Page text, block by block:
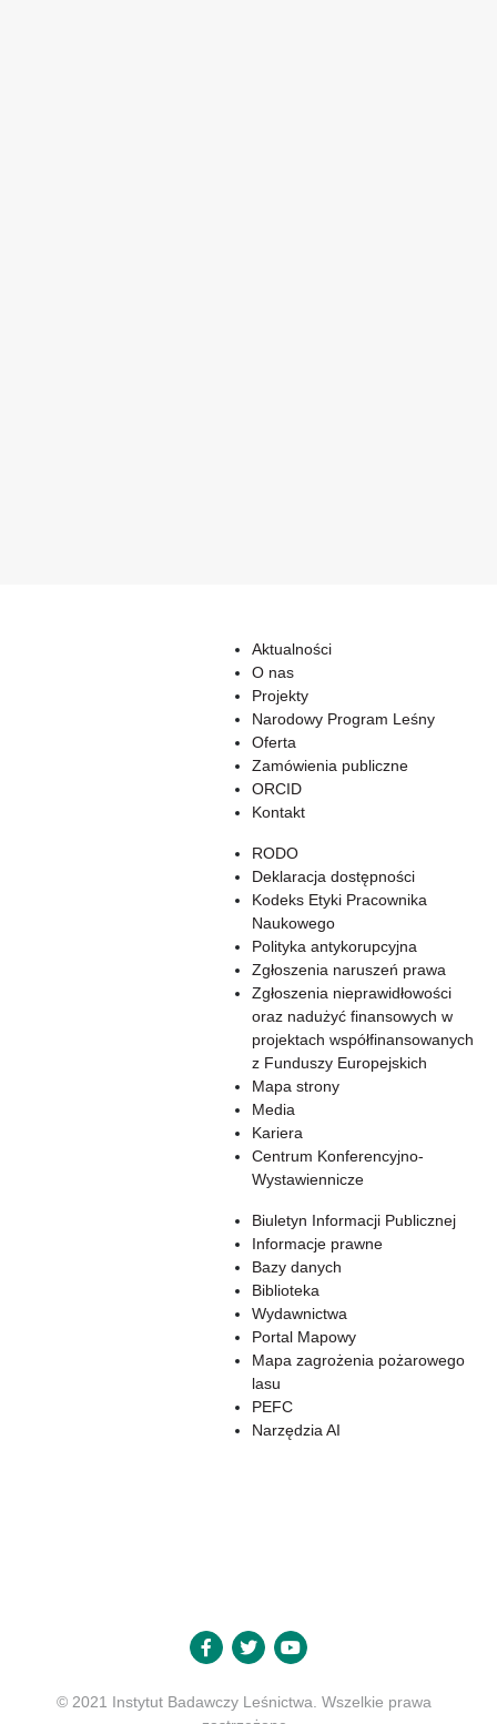
Aktualności
O nas
Projekty
Narodowy Program Leśny
Oferta
Zamówienia publiczne
ORCID
Kontakt
RODO
Deklaracja dostępności
Kodeks Etyki Pracownika
Naukowego
Polityka antykorupcyjna
Zgłoszenia naruszeń prawa
Zgłoszenia nieprawidłowości
oraz nadużyć finansowych w
projektach współfinansowanych
z Funduszy Europejskich
Mapa strony
Media
Kariera
Centrum Konferencyjno-
Wystawiennicze
Biuletyn Informacji Publicznej
Informacje prawne
Bazy danych
Biblioteka
Wydawnictwa
Portal Mapowy
Mapa zagrożenia pożarowego
lasu
PEFC
Narzędzia AI
© 2021 Instytut Badawczy Leśnictwa. Wszelkie prawa